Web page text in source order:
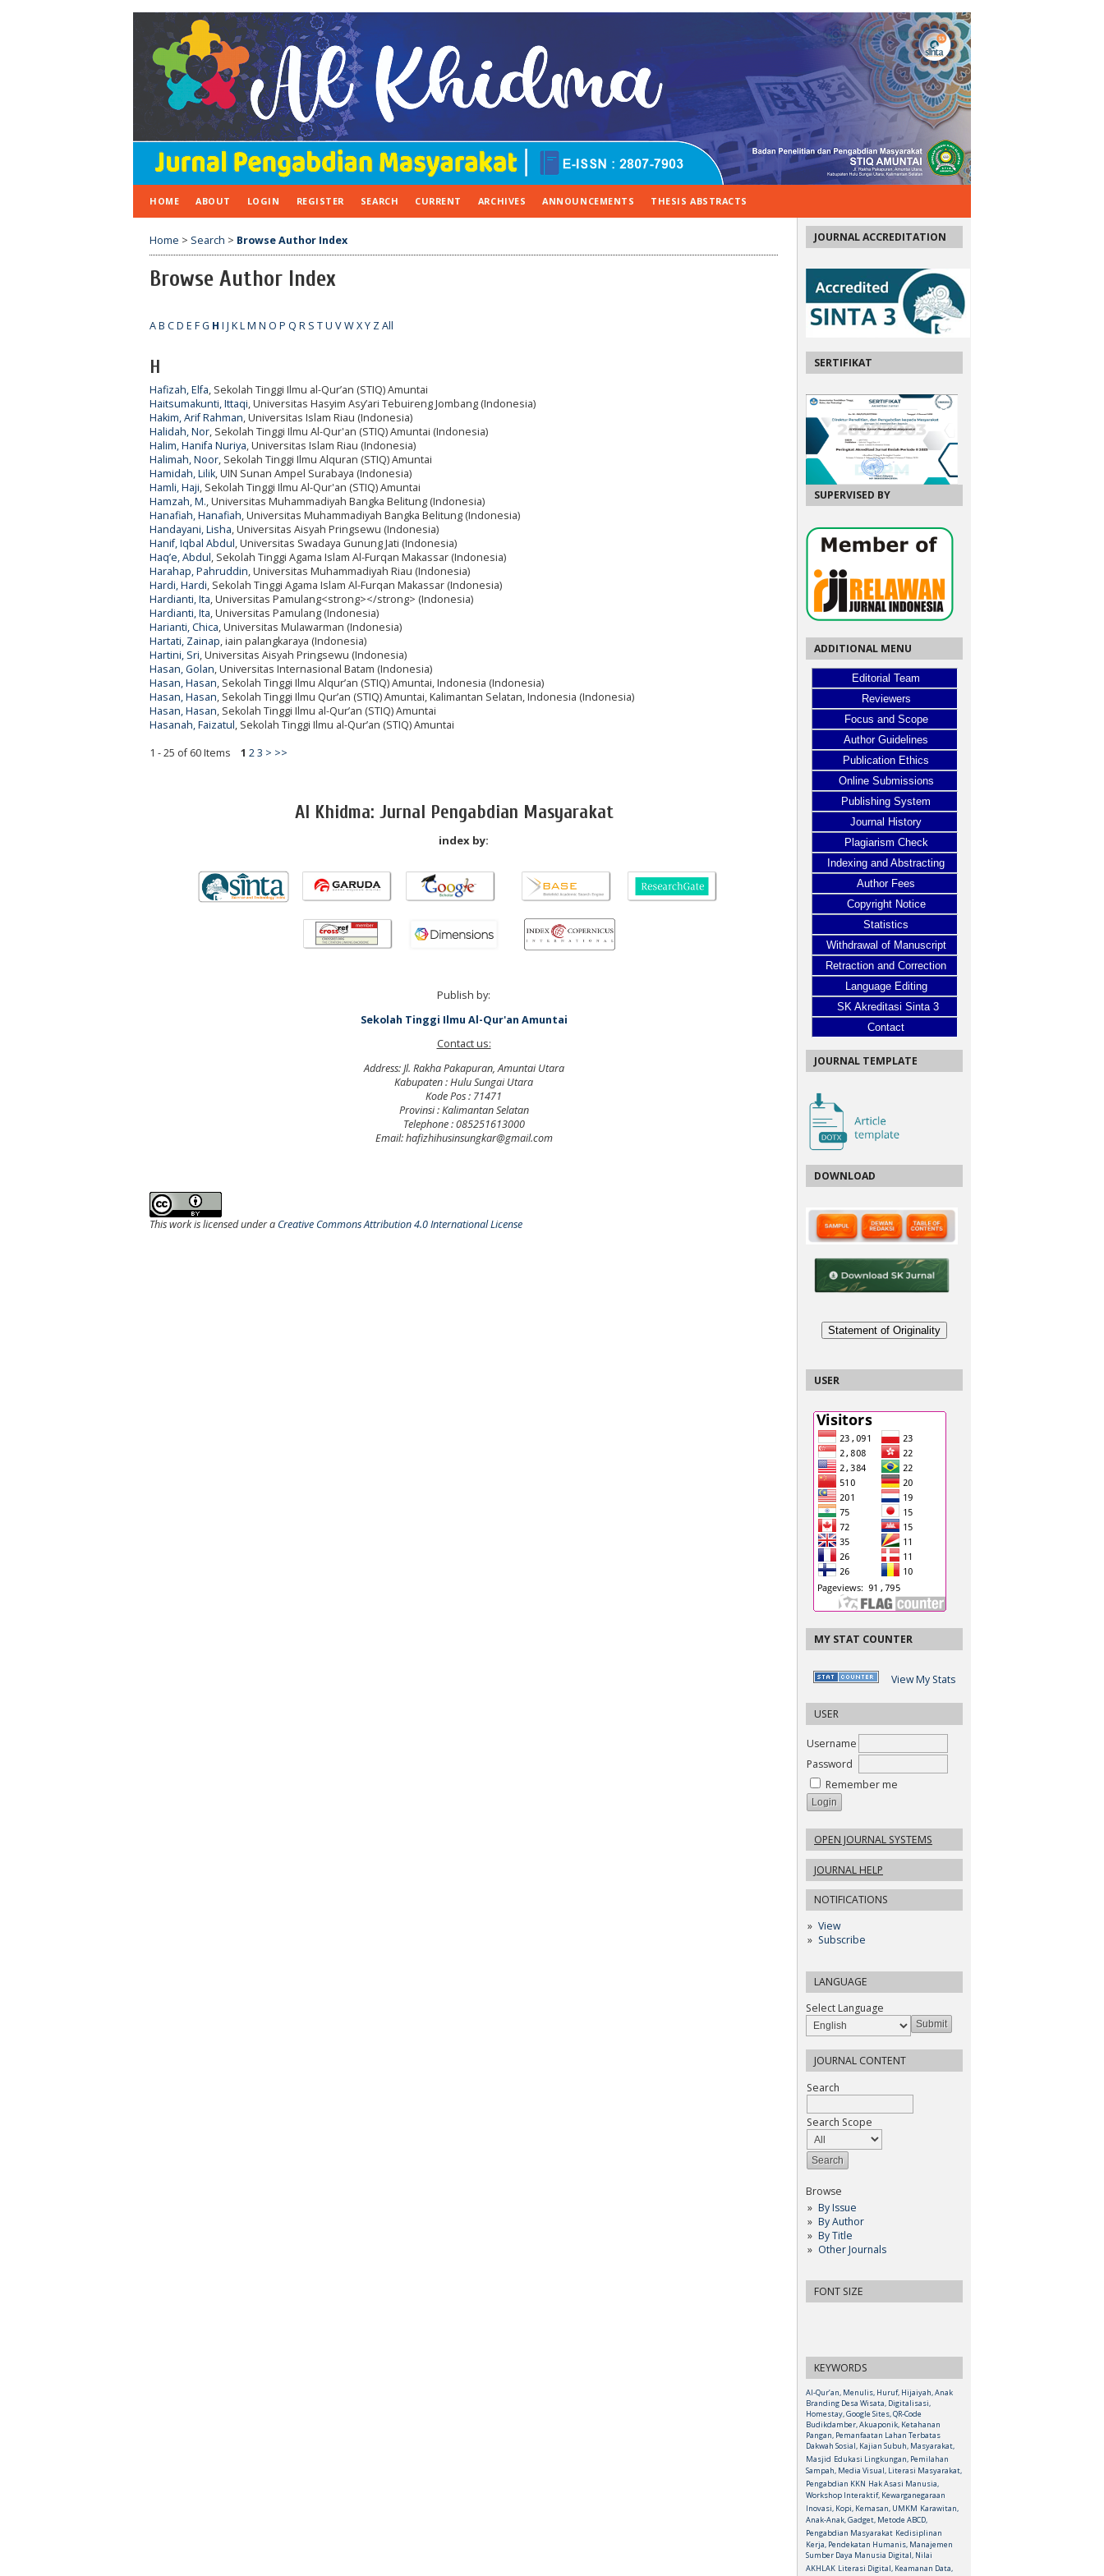
JOURNAL ACCREDITATION
SERTIFIKAT
SUPERVISED BY
ADDITIONAL MENU
Editorial Team
Reviewers
Focus and Scope
Author Guidelines
Publication Ethics
Online Submissions
Publishing System
Journal History
Plagiarism Check
Indexing and Abstracting
Author Fees
Copyright Notice
Statistics
Withdrawal of Manuscript
Retraction and Correction
Language Editing
SK Akreditasi Sinta 3
Contact
JOURNAL TEMPLATE
DOWNLOAD
Statement of Originality
USER
MY STAT COUNTER
View My Stats
USER
Username
Password
Remember me
OPEN JOURNAL SYSTEMS
JOURNAL HELP
NOTIFICATIONS
View
Subscribe
LANGUAGE
Select Language
JOURNAL CONTENT
Search
Search Scope
Browse
By Issue
By Author
By Title
Other Journals
FONT SIZE
KEYWORDS
Al-Qur’an, Menulis, Huruf, Hijaiyah, Anak
Branding Desa Wisata, Digitalisasi,
Homestay, Google Sites, QR-Code
Budikdamber, Akuaponik, Ketahanan
Pangan, Pemanfaatan Lahan Terbatas
Dakwah Sosial, Kajian Subuh, Masyarakat,
Masjid Edukasi Lingkungan, Pemilahan
Sampah, Media Visual, Literasi Masyarakat,
Pengabdian KKN Hak Asasi Manusia,
Workshop Interaktif, Kewarganegaraan
Inovasi, Kopi, Kemasan, UMKM Karawitan,
Anak-Anak, Gadget, Metode ABCD,
Pengabdian Masyarakat Kedisiplinan
Kerja, Pendekatan Humanis, Manajemen
Sumber Daya Manusia Digital, Nilai
AKHLAK Literasi Digital, Keamanan Data,
HOME ABOUT LOGIN REGISTER SEARCH CURRENT ARCHIVES ANNOUNCEMENTS THESIS ABSTRACTS
Home > Search > Browse Author Index
Browse Author Index
AB CD E FG H I J KLM N O P Q R S TU VWXY ZAll
H
Hafizah, Elfa, Sekolah Tinggi Ilmu al-Qur’an (STIQ) Amuntai
Haitsumakunti, Ittaqi, Universitas Hasyim Asy’ari Tebuireng Jombang (Indonesia)
Hakim, Arif Rahman, Universitas Islam Riau (Indonesia)
Halidah, Nor, Sekolah Tinggi Ilmu Al-Qur'an (STIQ) Amuntai (Indonesia)
Halim, Hanifa Nuriya, Universitas Islam Riau (Indonesia)
Halimah, Noor, Sekolah Tinggi Ilmu Alquran (STIQ) Amuntai
Hamidah, Lilik, UIN Sunan Ampel Surabaya (Indonesia)
Hamli, Haji, Sekolah Tinggi Ilmu Al-Qur'an (STIQ) Amuntai
Hamzah, M., Universitas Muhammadiyah Bangka Belitung (Indonesia)
Hanafiah, Hanafiah, Universitas Muhammadiyah Bangka Belitung (Indonesia)
Handayani, Lisha, Universitas Aisyah Pringsewu (Indonesia)
Hanif, Iqbal Abdul, Universitas Swadaya Gunung Jati (Indonesia)
Haq’e, Abdul, Sekolah Tinggi Agama Islam Al-Furqan Makassar (Indonesia)
Harahap, Pahruddin, Universitas Muhammadiyah Riau (Indonesia)
Hardi, Hardi, Sekolah Tinggi Agama Islam Al-Furqan Makassar (Indonesia)
Hardianti, Ita, Universitas Pamulang<strong></strong> (Indonesia)
Hardianti, Ita, Universitas Pamulang (Indonesia)
Harianti, Chica, Universitas Mulawarman (Indonesia)
Hartati, Zainap, iain palangkaraya (Indonesia)
Hartini, Sri, Universitas Aisyah Pringsewu (Indonesia)
Hasan, Golan, Universitas Internasional Batam (Indonesia)
Hasan, Hasan, Sekolah Tinggi Ilmu Alqur’an (STIQ) Amuntai, Indonesia (Indonesia)
Hasan, Hasan, Sekolah Tinggi Ilmu Qur’an (STIQ) Amuntai, Kalimantan Selatan, Indonesia (Indonesia)
Hasan, Hasan, Sekolah Tinggi Ilmu al-Qur’an (STIQ) Amuntai
Hasanah, Faizatul, Sekolah Tinggi Ilmu al-Qur’an (STIQ) Amuntai
1 - 25 of 60 Items 1 23 > >>
Al Khidma: Jurnal Pengabdian Masyarakat
index by:
Publish by:
Sekolah Tinggi Ilmu Al-Qur'an Amuntai
Contact us:
Address: Jl. Rakha Pakapuran, Amuntai Utara
Kabupaten : Hulu Sungai Utara
Kode Pos : 71471
Provinsi : Kalimantan Selatan
Telephone : 085251613000
Email: hafizhihusinsungkar@gmail.com
This work is licensed under a Creative Commons Attribution 4.0 International License